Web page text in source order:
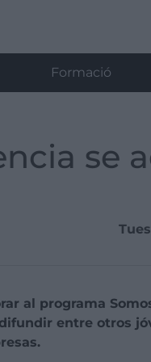
Formació
se
al programa
entre otros